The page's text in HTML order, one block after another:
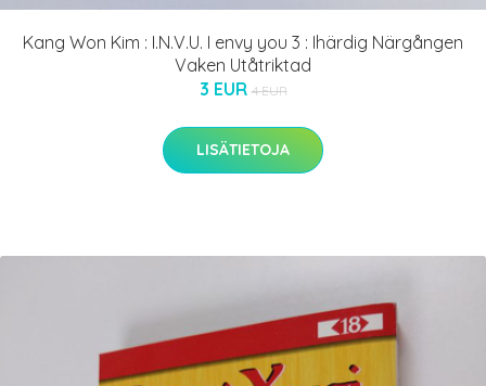
Kang Won Kim : I.N.V.U. I envy you 3 : Ihärdig Närgången
Vaken Utåtriktad
3 EUR 4 EUR
LISÄTIETOJA